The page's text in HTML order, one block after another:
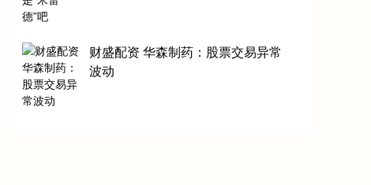
财盛配资 华森制药：股票交易异常
波动